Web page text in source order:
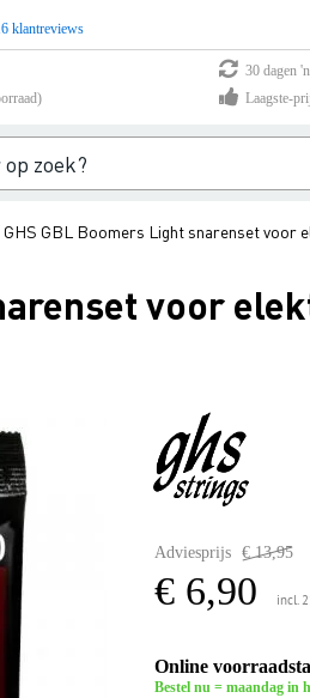
klantreviews
30 dagen
Laagste-
GHS GBL Boomers Light snarenset voor
voor
Adviesprijs € 13,95
€ 6,90 incl.
Online
Bestel nu = maandag in